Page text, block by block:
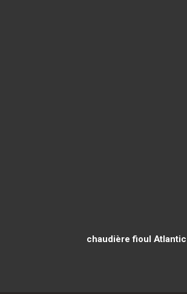
chaudière fioul Atlantic